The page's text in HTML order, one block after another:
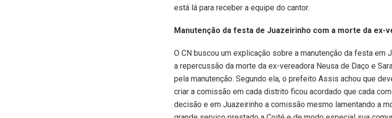
está lá para receber a equipe do cantor.
Manutenção da festa de Juazeirinho com a morte da ex-
O CN buscou um explicação sobre a manutenção da festa em
a repercussão da morte da ex-vereadora Neusa de Daço e
pela manutenção. Segundo ela, o prefeito Assis achou que
criar a comissão em cada distrito ficou acordado que cada
decisão e em Juazeirinho a comissão mesmo lamentando a